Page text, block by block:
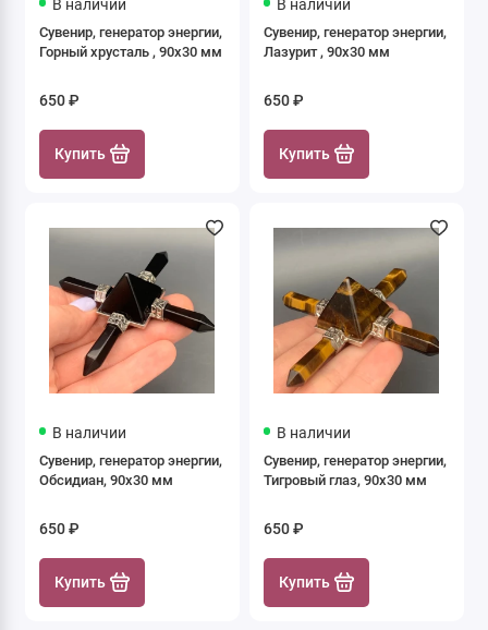
В наличии
Сувенир, генератор энергии,
Горный хрусталь , 90х30 мм
650 ₽
Купить
В наличии
Сувенир, генератор энергии,
Лазурит , 90х30 мм
650 ₽
Купить
В наличии
Сувенир, генератор энергии,
Обсидиан, 90х30 мм
650 ₽
Купить
В наличии
Сувенир, генератор энергии,
Тигровый глаз, 90х30 мм
650 ₽
Купить